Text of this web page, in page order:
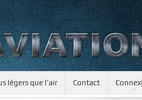
légers que l’air Contact